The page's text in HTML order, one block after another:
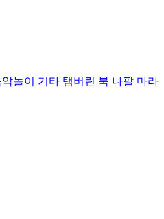
놀이 기타 탬버린 북 나팔 마라